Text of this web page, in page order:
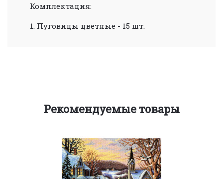
Комплектация:
1. Пуговицы цветные - 15 шт.
Рекомендуемые товары